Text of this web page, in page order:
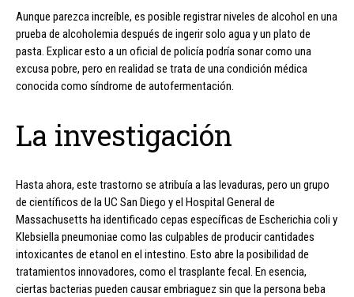
Aunque parezca increíble, es posible registrar niveles de alcohol en una
prueba de alcoholemia después de ingerir solo agua y un plato de
pasta. Explicar esto a un oficial de policía podría sonar como una
excusa pobre, pero en realidad se trata de una condición médica
conocida como síndrome de autofermentación.
La investigación
Hasta ahora, este trastorno se atribuía a las levaduras, pero un grupo
de científicos de la UC San Diego y el Hospital General de
Massachusetts ha identificado cepas específicas de Escherichia coli y
Klebsiella pneumoniae como las culpables de producir cantidades
intoxicantes de etanol en el intestino. Esto abre la posibilidad de
tratamientos innovadores, como el trasplante fecal. En esencia,
ciertas bacterias pueden causar embriaguez sin que la persona beba